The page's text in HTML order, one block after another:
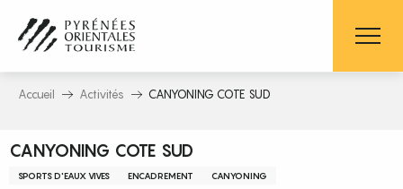
contenu
principal
Accueil Activités CANYONING COTE SUD
CANYONING COTE SUD
SPORTS D'EAUX VIVES ENCADREMENT CANYONING